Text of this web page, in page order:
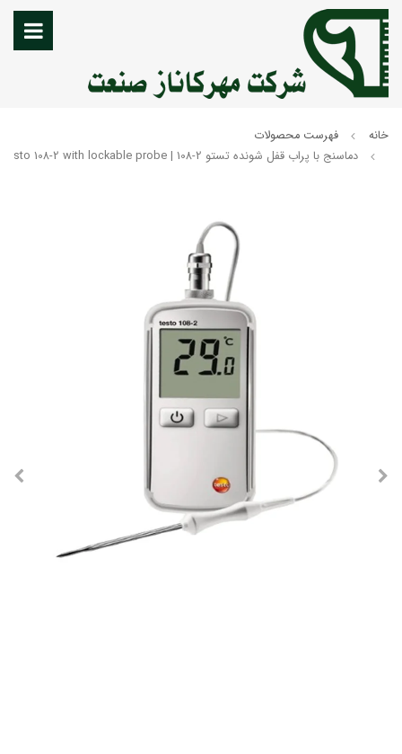
خانه
فهرست محصولات
دماسنج با پراب قفل شونده تستو testo 108-2 with lockable probe | 108-2